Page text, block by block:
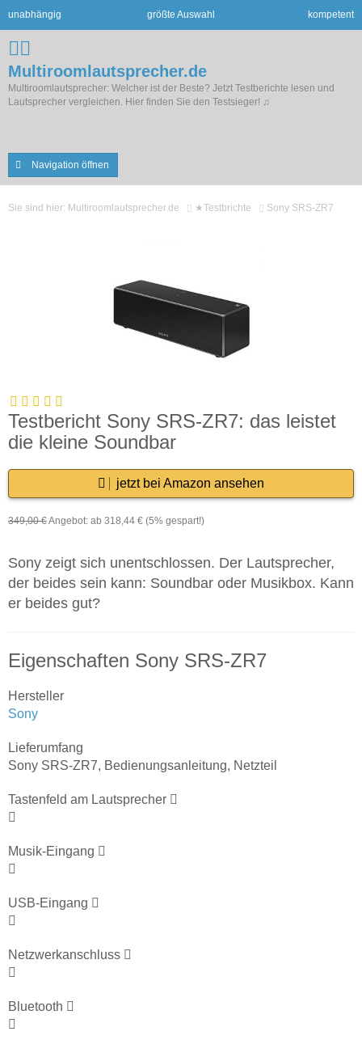
unabhängig größte Auswahl kompetent
Multiroomlautsprecher.de
Multiroomlautsprecher: Welcher ist der Beste? Jetzt Testberichte lesen und
Lautsprecher vergleichen. Hier finden Sie den Testsieger! ♫
Navigation öffnen
Sie sind hier: Multiroomlautsprecher.de ★Testbrichte Sony SRS-ZR7
Testbericht Sony SRS-ZR7: das leistet
die kleine Soundbar
jetzt bei Amazon ansehen
349,00 €Angebot: ab 318,44 € (5% gespart!)
Sony zeigt sich unentschlossen. Der Lautsprecher,
der beides sein kann: Soundbar oder Musikbox. Kann
er beides gut?
Eigenschaften Sony SRS-ZR7
Hersteller
Sony
Lieferumfang
Sony SRS-ZR7, Bedienungsanleitung, Netzteil
Tastenfeld am Lautsprecher
Musik-Eingang
USB-Eingang
Netzwerkanschluss
Bluetooth